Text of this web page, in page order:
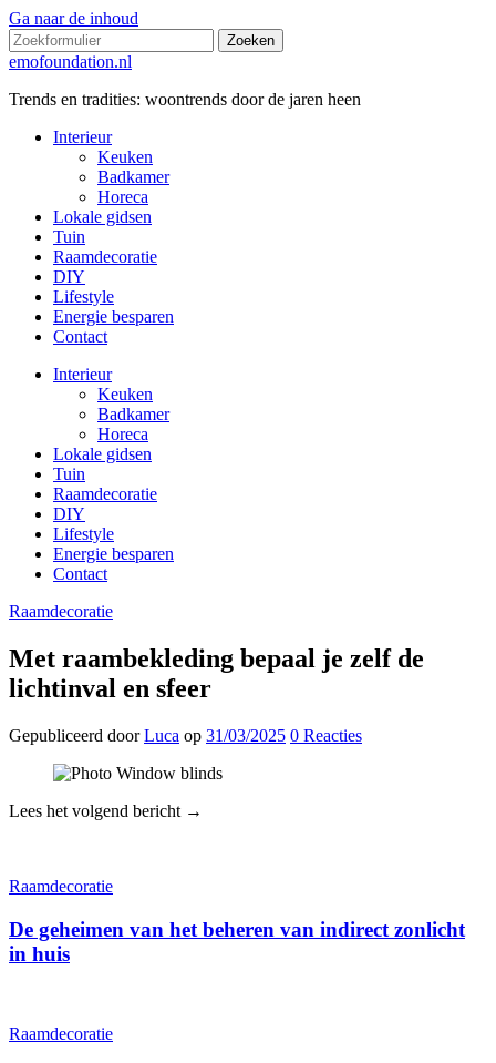
Ga naar de inhoud
Zoeken
emofoundation.nl
Trends en tradities: woontrends door de jaren heen
Interieur
Keuken
Badkamer
Horeca
Lokale gidsen
Tuin
Raamdecoratie
DIY
Lifestyle
Energie besparen
Contact
Interieur
Keuken
Badkamer
Horeca
Lokale gidsen
Tuin
Raamdecoratie
DIY
Lifestyle
Energie besparen
Contact
Raamdecoratie
Met raambekleding bepaal je zelf de
lichtinval en sfeer
Gepubliceerd doorLuca op 31/03/2025 0 Reacties
Lees het volgend bericht →
Raamdecoratie
De geheimen van het beheren van indirect zonlicht
in huis
Raamdecoratie